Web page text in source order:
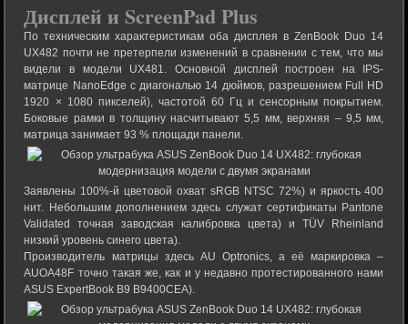
Дисплей и ScreenPad Plus
По техническим характеристикам оба дисплея в ZenBook Duo 14
UX482 почти не претерпели изменений в сравнении с тем, что мы
видели в модели UX481. Основной дисплей построен на IPS-
матрице NanoEdge с диагональю 14 дюймов, разрешением Full HD
1920 × 1080 пикселей), частотой 60 Гц и сенсорным покрытием.
Боковые рамки в толщину насчитывают 5,5 мм, верхняя – 9,5 мм,
матрица занимает 93 % площади панели.
Заявлены 100%-й цветовой охват sRGB NTSC 72%) и яркость 400
нит. Небольшим дополнением здесь служат сертификаты Pantone
Validated точная заводская калибровка цвета) и TÜV Rheinland
низкий уровень синего цвета).
Производитель матрицы здесь AU Optronics, а её маркировка –
AUOA48F точно такая же, как и у недавно протестированного нами
ASUS ExpertBook B9 B9400CEA).